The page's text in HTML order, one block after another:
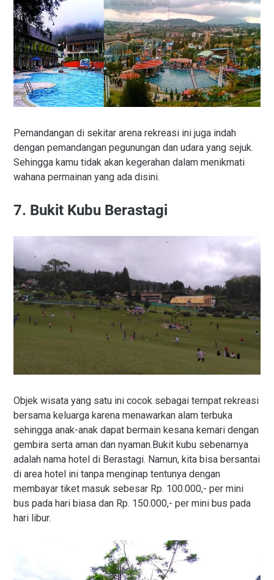
Pemandangan di sekitar arena rekreasi ini juga indah
dengan pemandangan pegunungan dan udara yang sejuk.
Sehingga kamu tidak akan kegerahan dalam menikmati
wahana permainan yang ada disini.
7. Bukit Kubu Berastagi
Objek wisata yang satu ini cocok sebagai tempat rekreasi
bersama keluarga karena menawarkan alam terbuka
sehingga anak-anak dapat bermain kesana kemari dengan
gembira serta aman dan nyaman.Bukit kubu sebenarnya
adalah nama hotel di Berastagi. Namun, kita bisa bersantai
di area hotel ini tanpa menginap tentunya dengan
membayar tiket masuk sebesar Rp. 100.000,- per mini
bus pada hari biasa dan Rp. 150.000,- per mini bus pada
hari libur.